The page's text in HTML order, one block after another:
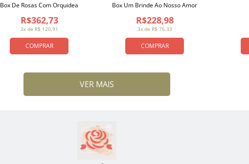
COMPRAR
3x de R$ 120,91
R$362,73
Box De Rosas Com Orquidea
COMPRAR
3x de R$ 76,33
R$228,98
Box Um Brinde Ao Nosso Amor
VER MAIS